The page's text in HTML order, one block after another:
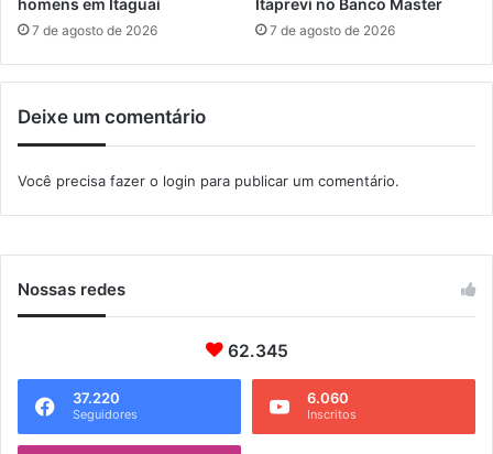
n
a
a
t
b
o
e
r
ç
o
homens em Itaguaí
7 de agosto de 2026
Itaprevi no Banco Master
7 de agosto de 2026
Deixe um comentário
Você precisa fazer o login para publicar um comentário.
Nossas redes
62.345
37.220
Seguidores
6.060
Inscritos